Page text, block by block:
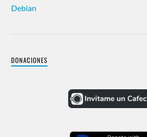
Debian
DONACIONES